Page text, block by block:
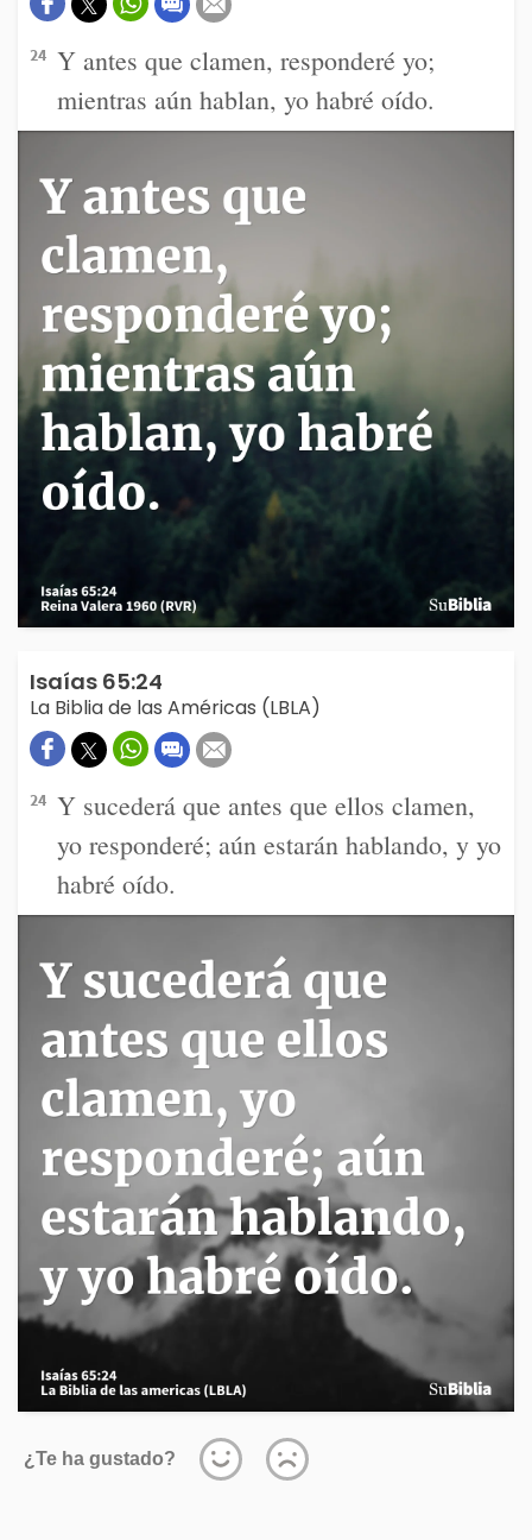
24 Y antes que clamen, responderé yo;
mientras aún hablan, yo habré oído.
Isaías 65:24
La Biblia de las Américas (LBLA)
24 Y sucederá que antes que ellos clamen,
yo responderé; aún estarán hablando, y yo
habré oído.
¿Te ha gustado?